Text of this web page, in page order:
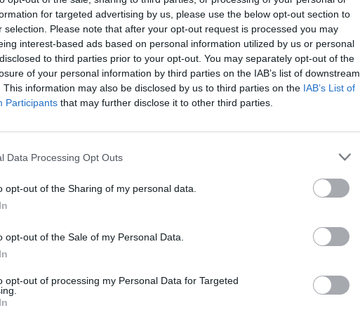
for targeted advertising by us, please use the below opt-out section to
selection. Please note that after your opt-out request is processed you may
interest-based ads based on personal information utilized by us or personal
to third parties prior to your opt-out. You may separately opt-out of the
of your personal information by third parties on the IAB’s list of downstream
This information may also be disclosed by us to third parties on the IAB’s List of
Participants that may further disclose it to other third parties.
Data Processing Opt Outs
opt-out of the Sharing of my personal data.
opt-out of the Sale of my Personal Data.
opt-out of processing my Personal Data for Targeted
že Michal je vlastně kouzelná hračka a lze si s ním hrát
Kouzelný Michal je první hračkou na světě, která
dětí to ale nejde a tak jsou od začátku až do konce
ze samolepicí pásky, která je u pro Michala
následovat autogramiáda a focení s Michalem
nedosáhly věku dvou let a nároku na vlastní sedadlo
Sleva 50% pro držitele průkazu ZTP/P mladšího